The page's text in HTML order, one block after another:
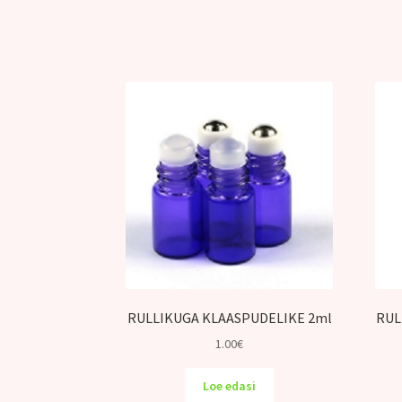
RULLIKUGA KLAASPUDELIKE 2ml
1.00€
Loe edasi